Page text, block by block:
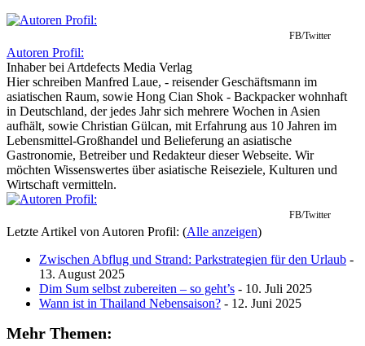
FB/Twitter
Autoren Profil:
Inhaberbei Artdefects Media Verlag
Hier schreiben Manfred Laue, - reisender Geschäftsmann im
asiatischen Raum, sowie Hong Cian Shok - Backpacker wohnhaft
in Deutschland, der jedes Jahr sich mehrere Wochen in Asien
aufhält, sowie Christian Gülcan, mit Erfahrung aus 10 Jahren im
Lebensmittel-Großhandel und Belieferung an asiatische
Gastronomie, Betreiber und Redakteur dieser Webseite. Wir
möchten Wissenswertes über asiatische Reiseziele, Kulturen und
Wirtschaft vermitteln.
FB/Twitter
Letzte Artikel von Autoren Profil: (Alle anzeigen)
Zwischen Abflug und Strand: Parkstrategien für den Urlaub -
13. August 2025
Dim Sum selbst zubereiten – so geht’s - 10. Juli 2025
Wann ist in Thailand Nebensaison? - 12. Juni 2025
Mehr Themen: